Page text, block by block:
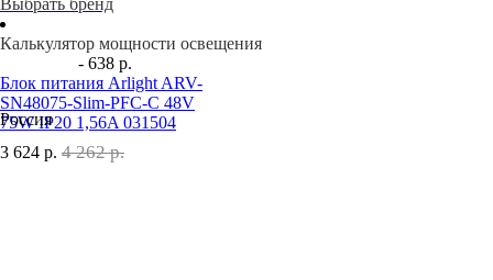
Выбрать бренд
Калькулятор мощности освещения
- 638 р.
Блок питания Arlight ARV-
SN48075-Slim-PFC-C 48V
75W IP20 1,56A 031504
Россия
3 624 р. 4 262 р.